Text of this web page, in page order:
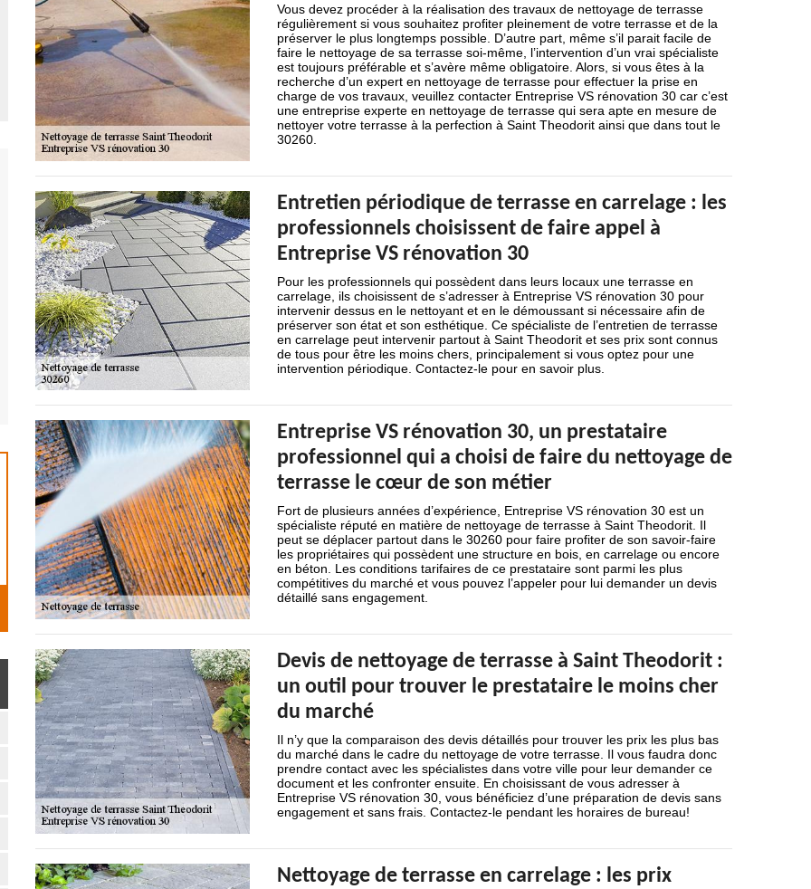
Vous devez procéder à la réalisation des travaux de nettoyage de terrasse
régulièrement si vous souhaitez profiter pleinement de votre terrasse et de la
préserver le plus longtemps possible. D’autre part, même s’il parait facile de
faire le nettoyage de sa terrasse soi-même, l’intervention d’un vrai spécialiste
est toujours préférable et s’avère même obligatoire. Alors, si vous êtes à la
recherche d’un expert en nettoyage de terrasse pour effectuer la prise en
charge de vos travaux, veuillez contacter Entreprise VS rénovation 30 car c’est
une entreprise experte en nettoyage de terrasse qui sera apte en mesure de
nettoyer votre terrasse à la perfection à Saint Theodorit ainsi que dans tout le
30260.
Entretien périodique de terrasse en carrelage : les
professionnels choisissent de faire appel à
Entreprise VS rénovation 30
Pour les professionnels qui possèdent dans leurs locaux une terrasse en
carrelage, ils choisissent de s’adresser à Entreprise VS rénovation 30 pour
intervenir dessus en le nettoyant et en le démoussant si nécessaire afin de
préserver son état et son esthétique. Ce spécialiste de l’entretien de terrasse
en carrelage peut intervenir partout à Saint Theodorit et ses prix sont connus
de tous pour être les moins chers, principalement si vous optez pour une
intervention périodique. Contactez-le pour en savoir plus.
Entreprise VS rénovation 30, un prestataire
professionnel qui a choisi de faire du nettoyage de
terrasse le cœur de son métier
Fort de plusieurs années d’expérience, Entreprise VS rénovation 30 est un
spécialiste réputé en matière de nettoyage de terrasse à Saint Theodorit. Il
peut se déplacer partout dans le 30260 pour faire profiter de son savoir-faire
les propriétaires qui possèdent une structure en bois, en carrelage ou encore
en béton. Les conditions tarifaires de ce prestataire sont parmi les plus
compétitives du marché et vous pouvez l’appeler pour lui demander un devis
détaillé sans engagement.
Devis de nettoyage de terrasse à Saint Theodorit :
un outil pour trouver le prestataire le moins cher
du marché
Il n’y que la comparaison des devis détaillés pour trouver les prix les plus bas
du marché dans le cadre du nettoyage de votre terrasse. Il vous faudra donc
prendre contact avec les spécialistes dans votre ville pour leur demander ce
document et les confronter ensuite. En choisissant de vous adresser à
Entreprise VS rénovation 30, vous bénéficiez d’une préparation de devis sans
engagement et sans frais. Contactez-le pendant les horaires de bureau!
Nettoyage de terrasse en carrelage : les prix